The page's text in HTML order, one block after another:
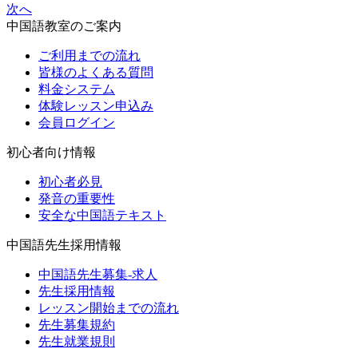
次へ
中国語教室のご案内
ご利用までの流れ
皆様のよくある質問
料金システム
体験レッスン申込み
会員ログイン
初心者向け情報
初心者必見
発音の重要性
安全な中国語テキスト
中国語先生採用情報
中国語先生募集-求人
先生採用情報
レッスン開始までの流れ
先生募集規約
先生就業規則